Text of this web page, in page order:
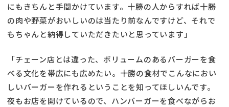
にもきちんと手間かけています。十勝の人からすれば十勝
の肉や野菜がおいしいのは当たり前なんですけど、それで
もちゃんと納得していただきたいと思っています」
「チェーン店とは違った、ボリュームのあるバーガーを食
べる文化を帯広にも広めたい。十勝の食材でこんなにおい
しいバーガーを作れるということを知ってほしいんです。
夜もお店を開けているので、ハンバーガーを食べながらお